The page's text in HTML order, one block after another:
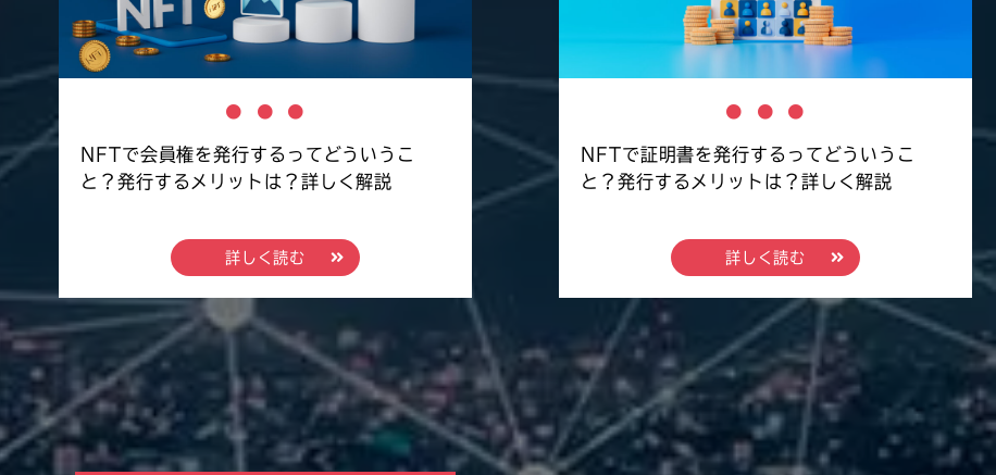
NFTで会員権を発行するってどういうこ
と？発行するメリットは？詳しく解説
詳しく読む
NFTで証明書を発行するってどういうこ
と？発行するメリットは？詳しく解説
詳しく読む